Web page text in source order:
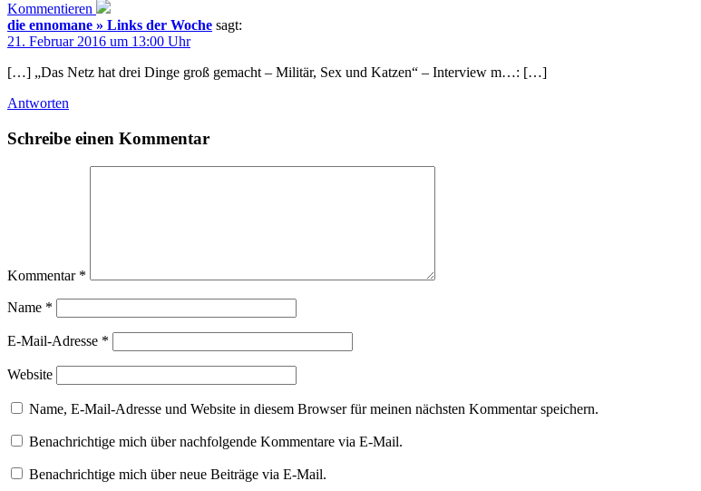
Kommentieren
die ennomane » Links der Woche sagt:
21. Februar 2016 um 13:00 Uhr
[…] „Das Netz hat drei Dinge groß gemacht – Militär, Sex und Katzen“ – Interview m…: […]
Antworten
Schreibe einen Kommentar
Kommentar *
Name *
E-Mail-Adresse *
Website
Name, E-Mail-Adresse und Website in diesem Browser für meinen nächsten Kommentar speichern.
Benachrichtige mich über nachfolgende Kommentare via E-Mail.
Benachrichtige mich über neue Beiträge via E-Mail.